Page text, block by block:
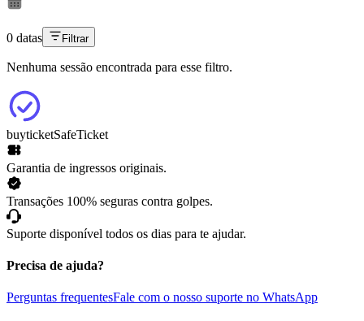
0 datas Filtrar
Nenhuma sessão encontrada para esse filtro.
buyticketSafeTicket
Garantia de ingressos originais.
Transações 100% seguras contra golpes.
Suporte disponível todos os dias para te ajudar.
Precisa de ajuda?
Perguntas frequentesFale com o nosso suporte no WhatsApp